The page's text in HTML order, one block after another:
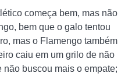
começa bem, mas não
bem que o galo tentou
mas o Flamengo também
caiu em um grilo de não
não buscou mais o empate;